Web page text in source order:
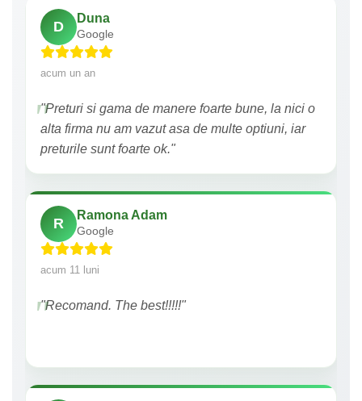
D
Duna
Google
acum un an
"Preturi si gama de manere foarte bune, la nici o
alta firma nu am vazut asa de multe optiuni, iar
preturile sunt foarte ok."
R
Ramona Adam
Google
acum 11 luni
"Recomand. The best!!!!!"